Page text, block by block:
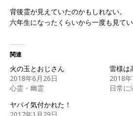
背後霊が見えていたのかもしれない。
六年生になったくらいから一度も見てい
関連
火の玉とおじさん
2018年6月26日
心霊・幽霊
雷様は
2018
日常に
ヤバイ気付かれた！